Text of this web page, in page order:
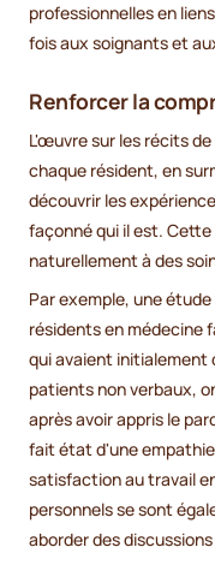
professionnelles en
fois aux soignants et
Renforcer la
L'œuvre sur les récits
chaque résident, en
découvrir les
façonné qui il est.
naturellement à des
Par exemple, une
résidents en médecine
qui avaient initialement
patients non verbaux,
après avoir appris le
fait état d'une
satisfaction au travail
personnels se sont
aborder des